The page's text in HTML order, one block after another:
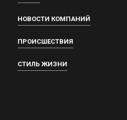
НОВОСТИ КОМПАНИЙ
ПРОИСШЕСТВИЯ
СТИЛЬ ЖИЗНИ